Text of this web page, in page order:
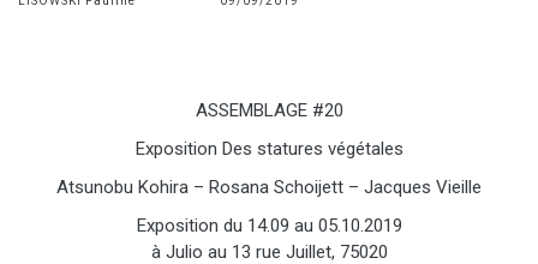
ASSEMBLAGE #20
Exposition Des statures végétales
Atsunobu Kohira – Rosana Schoijett – Jacques Vieille
Exposition du 14.09 au 05.10.2019
à Julio au 13 rue Juillet, 75020